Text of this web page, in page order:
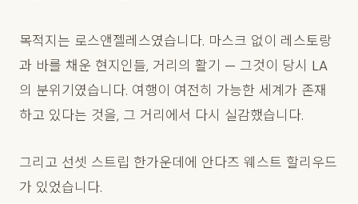
목적지는 로스앤젤레스였습니다. 마스크 없이 레스토랑
과 바를 채운 현지인들, 거리의 활기 — 그것이 당시 LA
의 분위기였습니다. 여행이 여전히 가능한 세계가 존재
하고 있다는 것을, 그 거리에서 다시 실감했습니다.
그리고 선셋 스트립 한가운데에 안다즈 웨스트 할리우드
가 있었습니다.